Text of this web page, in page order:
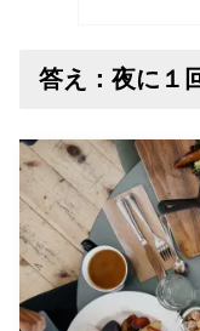
答え：夜に１